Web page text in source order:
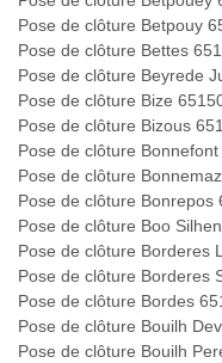
Pose de clôture Betpouy
Pose de clôture Bettes
Pose de clôture Beyrede
Pose de clôture Bize
Pose de clôture Bizous
Pose de clôture
Pose de clôture
Pose de clôture Bonrepos
Pose de clôture Boo
Pose de clôture Borderes
Pose de clôture Borderes
Pose de clôture Bordes
Pose de clôture Bouilh
Pose de clôture Bouilh